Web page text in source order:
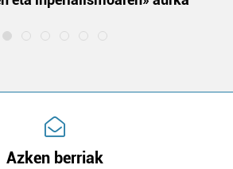
Azken berriak